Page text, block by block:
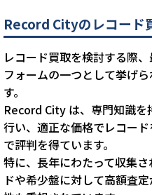
Record Cityのレコード
レコード買取を検討する際
フォームの一つとして挙げ
す。
Record City は、専門知識を
行い、適正な価格でレコー
で評判を得ています。
特に、長年にわたって収集
ドや希少盤に対して高額査